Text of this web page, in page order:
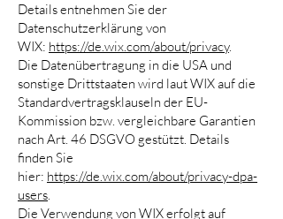
Details entnehmen Sie der
Datenschutzerklärung von
WIX: https://de.wix.com/about/privacy.
Die Datenübertragung in die USA und
sonstige Drittstaaten wird laut WIX auf die
Standardvertragsklauseln der EU-
Kommission bzw. vergleichbare Garantien
nach Art. 46 DSGVO gestützt. Details
finden Sie
hier: https://de.wix.com/about/privacy-dpa-
users.
Die Verwendung von WIX erfolgt auf